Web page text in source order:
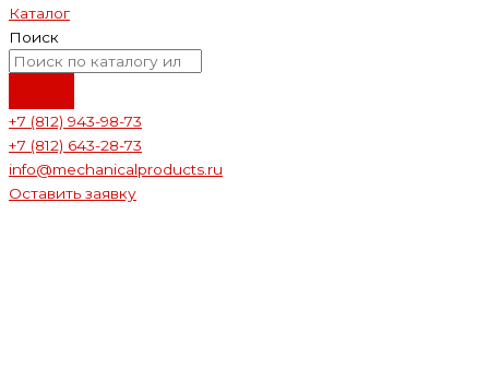
Каталог
Поиск
+7 (812) 943-98-73
+7 (812) 643-28-73
info@mechanicalproducts.ru
Оставить заявку